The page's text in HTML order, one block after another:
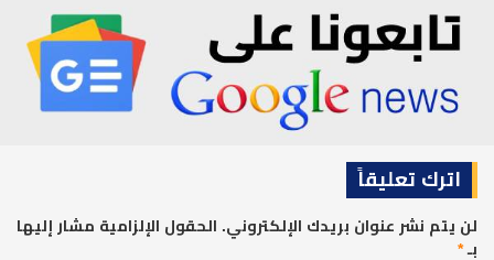
اترك تعليقاً
لن يتم نشر عنوان بريدك الإلكتروني. الحقول الإلزامية مشار إليها
بـ*